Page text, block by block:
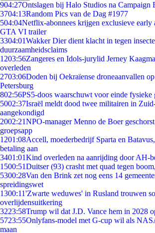
904:27Ontslagen bij Halo Studios na Campaign
3704:13Random Pics van de Dag #1977
504:04Netflix-abonnees krijgen exclusieve early
GTA VI trailer
3304:01Wakker Dier dient klacht in tegen
duurzaamheidsclaims
1203:56Zangeres en Idols-jurylid Jerney
overleden
2703:06Doden bij Oekraïense droneaanvallen
Petersburg
802:56PS5-doos waarschuwt voor einde fysieke
5002:37Israël meldt dood twee militairen in
aangekondigd
2002:21NPO-manager Menno de Boer
groepsapp
1201:08Accell, moederbedrijf Sparta en
betaling aan
3401:01Kind overleden na aanrijding door AH-
1500:51Duitser (93) crasht met quad tegen
5300:28Van den Brink zet nog eens 14
spreidingswet
1300:11'Zwarte weduwes' in Rusland trouwen
overlijdensuitkering
3223:58Trump wil dat J.D. Vance hem in 2028
5723:55Onlyfans-model met G-cup wil als
maan